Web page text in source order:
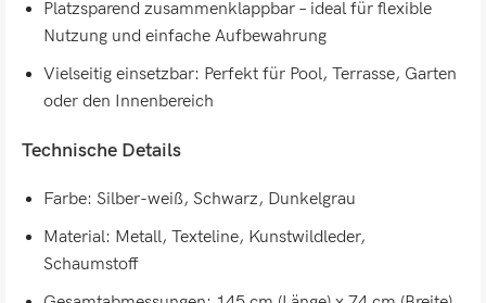
Platzsparend zusammenklappbar – ideal für flexible
Nutzung und einfache Aufbewahrung
Vielseitig einsetzbar: Perfekt für Pool, Terrasse, Garten
oder den Innenbereich
Technische Details
Farbe: Silber-weiß, Schwarz, Dunkelgrau
Material: Metall, Texteline, Kunstwildleder,
Schaumstoff